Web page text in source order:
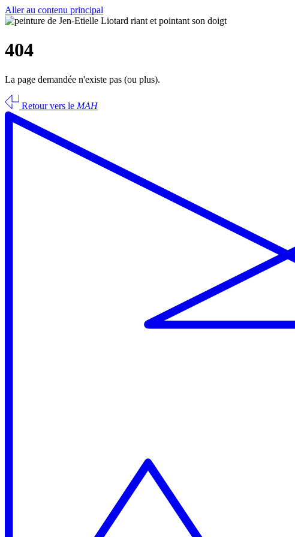
Aller au contenu principal
404
La page demandée n'existe pas (ou plus).
Retour vers le MAH